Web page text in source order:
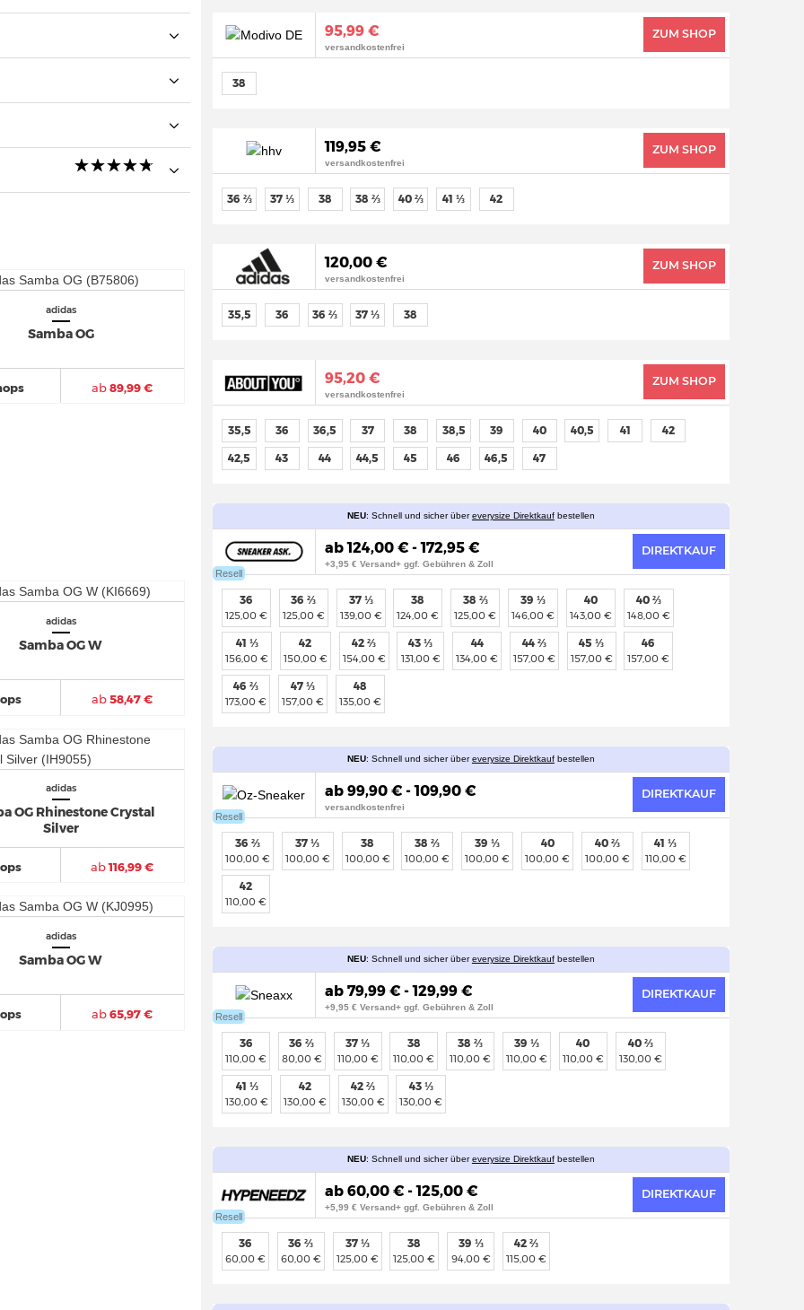
☆☆☆☆☆
★★★★★
adidas
Samba OG
ab89,99 €
adidas
Samba OG W
ab58,47 €
adidas
OG Rhinestone Crystal
Silver
ab116,99 €
adidas
Samba OG W
ab65,97 €
95,99 €
versandkostenfrei
ZUM SHOP
38
119,95 €
versandkostenfrei
ZUM SHOP
36 ⅔ 37 ⅓ 38 38 ⅔ 40 ⅔ 41 ⅓ 42
120,00 €
versandkostenfrei
ZUM SHOP
35,5 36 36 ⅔ 37 ⅓ 38
95,20 €
versandkostenfrei
ZUM SHOP
35,5 36 36,5 37 38 38,5 39 40 40,5 41 42
42,5 43 44 44,5 45 46 46,5 47
Resell
NEU: Schnell und sicher übereverysize Direktkaufbestellen
ab 124,00 € - 172,95 €
+3,95 € Versand+ ggf. Gebühren & Zoll
DIREKTKAUF
36
125,00 €
36 ⅔
125,00 €
37 ⅓
139,00 €
38
124,00 €
38 ⅔
125,00 €
39 ⅓
146,00 €
40
143,00 €
40 ⅔
148,00 €
41 ⅓
156,00 €
42
150,00 €
42 ⅔
154,00 €
43 ⅓
131,00 €
44
134,00 €
44 ⅔
157,00 €
45 ⅓
157,00 €
46
157,00 €
46 ⅔
173,00 €
47 ⅓
157,00 €
48
135,00 €
Resell
NEU: Schnell und sicher übereverysize Direktkaufbestellen
ab 99,90 € - 109,90 €
versandkostenfrei
DIREKTKAUF
36 ⅔
100,00 €
37 ⅓
100,00 €
38
100,00 €
38 ⅔
100,00 €
39 ⅓
100,00 €
40
100,00 €
40 ⅔
100,00 €
41 ⅓
110,00 €
42
110,00 €
Resell
NEU: Schnell und sicher übereverysize Direktkaufbestellen
ab 79,99 € - 129,99 €
+9,95 € Versand+ ggf. Gebühren & Zoll
DIREKTKAUF
36
110,00 €
36 ⅔
80,00 €
37 ⅓
110,00 €
38
110,00 €
38 ⅔
110,00 €
39 ⅓
110,00 €
40
110,00 €
40 ⅔
130,00 €
41 ⅓
130,00 €
42
130,00 €
42 ⅔
130,00 €
43 ⅓
130,00 €
Resell
NEU: Schnell und sicher übereverysize Direktkaufbestellen
ab 60,00 € - 125,00 €
+5,99 € Versand+ ggf. Gebühren & Zoll
DIREKTKAUF
36
60,00 €
36 ⅔
60,00 €
37 ⅓
125,00 €
38
125,00 €
39 ⅓
94,00 €
42 ⅔
115,00 €